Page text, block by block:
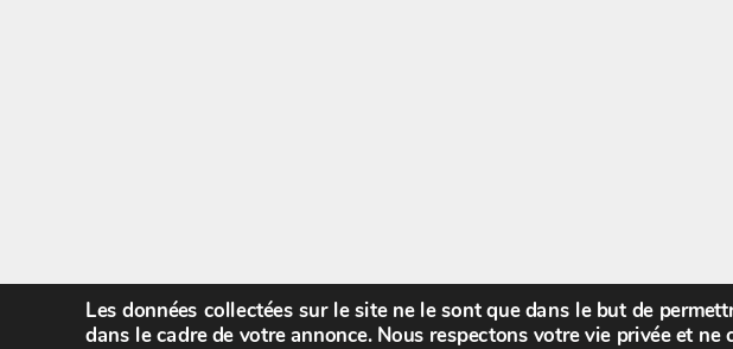
Les données collectées sur le site ne le sont que dans le but de
dans le cadre de votre annonce. Nous respectons votre vie privée et